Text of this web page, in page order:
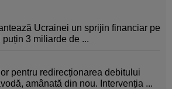
Ucrainei un sprijin financiar pe
3 miliarde de ...
pentru redirecționarea debitului
amânată din nou. Intervenția ...